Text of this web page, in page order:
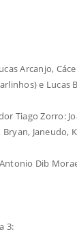
Arcanjo,
e
Tiago Zorro:
Janeudo,
Dib
3: